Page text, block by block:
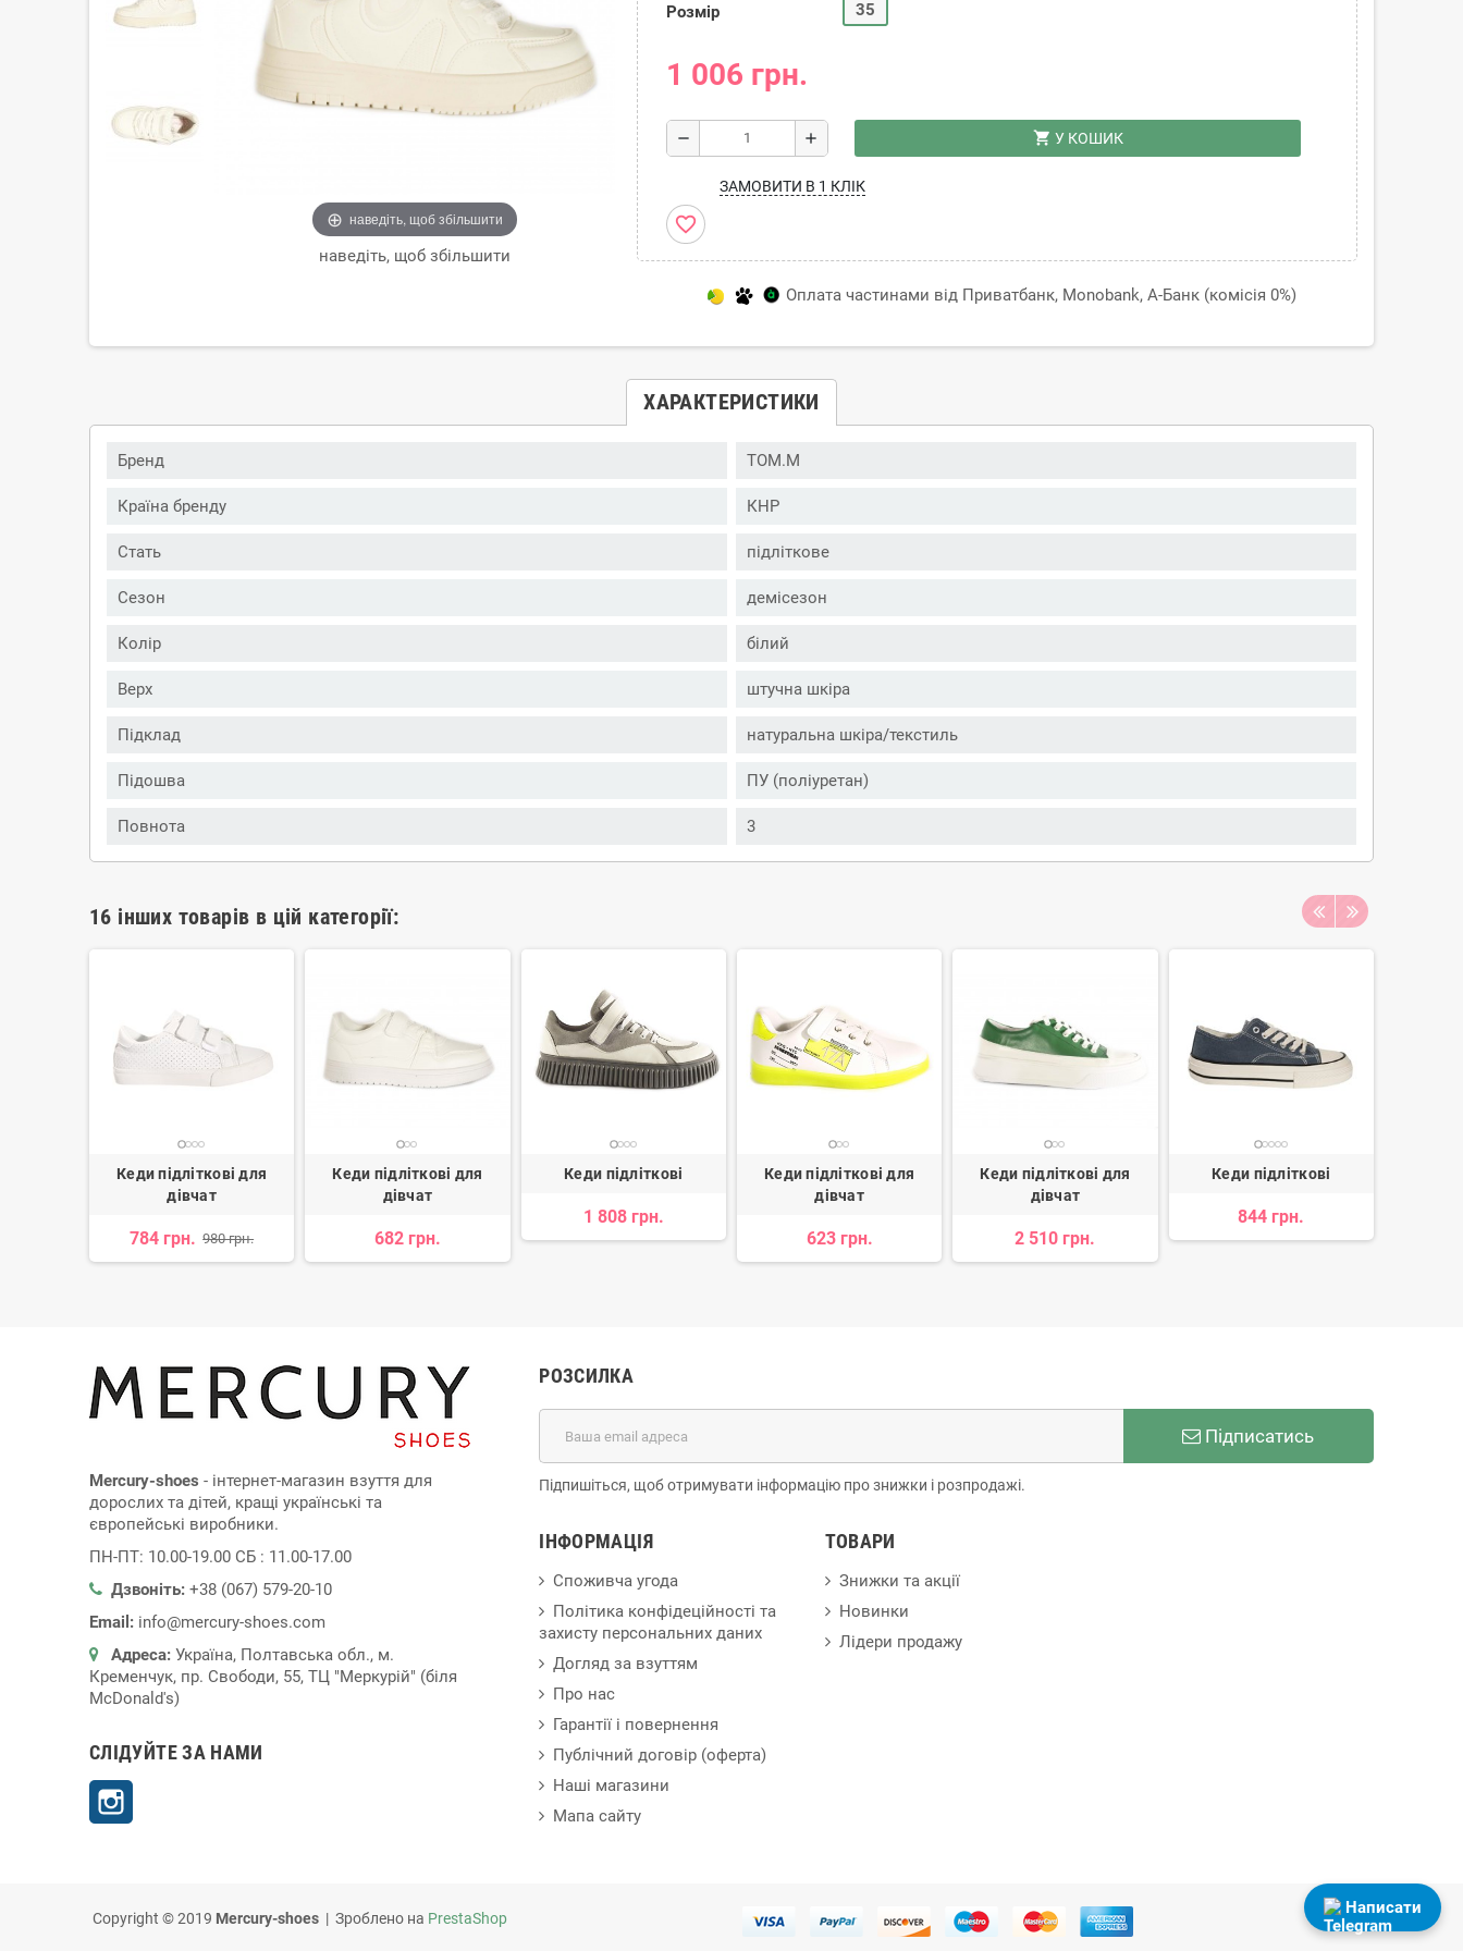
наведіть, щоб збільшити
наведіть, щоб збільшити
Розмір 35
1 006 грн.
remove add shopping_cart У КОШИК
ЗАМОВИТИ В 1 КЛІК
favorite_border
Оплата частинами від Приватбанк, Monobank, А-Банк (комісія 0%)
ХАРАКТЕРИСТИКИ
Бренд TOM.M
Країна бренду КНР
Стать підліткове
Сезон демісезон
Колір білий
Верх штучна шкіра
Підклад натуральна шкіра/текстиль
Підошва ПУ (поліуретан)
Повнота 3
16 інших товарів в цій категорії:
Кеди підліткові для
дівчат
784 грн. 980 грн.
Кеди підліткові для
дівчат
682 грн.
Кеди підліткові
1 808 грн.
Кеди підліткові для
дівчат
623 грн.
Кеди підліткові для
дівчат
2 510 грн.
Кеди підліткові
844 грн.
Mercury-shoes - інтернет-магазин взуття для
дорослих та дітей, кращі українські та
європейські виробники.
ПН-ПТ: 10.00-19.00 СБ : 11.00-17.00
Дзвоніть: +38 (067) 579-20-10
Email: info@mercury-shoes.com
Адреса: Україна, Полтавська обл., м.
Кременчук, пр. Свободи, 55, ТЦ "Меркурій" (біля
McDonald's)
СЛІДУЙТЕ ЗА НАМИ
РОЗСИЛКА
Підписатись
Підпишіться, щоб отримувати інформацію про знижки і розпродажі.
ІНФОРМАЦІЯ
Споживча угода
Політика конфідеційності та
захисту персональних даних
Догляд за взуттям
Про нас
Гарантії і повернення
Публічний договір (оферта)
Наші магазини
Мапа сайту
ТОВАРИ
Знижки та акції
Новинки
Лідери продажу
Copyright © 2019 Mercury-shoes | Зроблено на PrestaShop
Написати